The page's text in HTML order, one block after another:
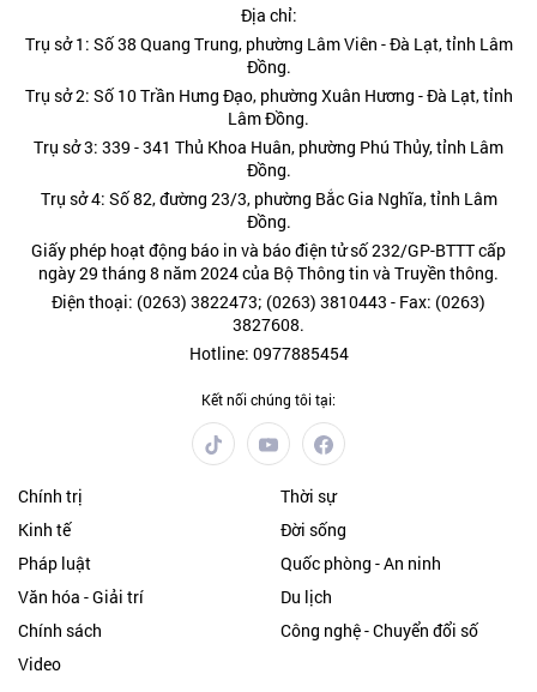
Địa chỉ:
Trụ sở 1: Số 38 Quang Trung, phường Lâm Viên - Đà Lạt, tỉnh Lâm
Đồng.
Trụ sở 2: Số 10 Trần Hưng Đạo, phường Xuân Hương - Đà Lạt, tỉnh
Lâm Đồng.
Trụ sở 3: 339 - 341 Thủ Khoa Huân, phường Phú Thủy, tỉnh Lâm
Đồng.
Trụ sở 4: Số 82, đường 23/3, phường Bắc Gia Nghĩa, tỉnh Lâm
Đồng.
Giấy phép hoạt động báo in và báo điện tử số 232/GP-BTTT cấp
ngày 29 tháng 8 năm 2024 của Bộ Thông tin và Truyền thông.
Điện thoại: (0263) 3822473; (0263) 3810443 - Fax: (0263)
3827608.
Hotline: 0977885454
Kết nối chúng tôi tại:
Chính trị
Thời sự
Kinh tế
Đời sống
Pháp luật
Quốc phòng - An ninh
Văn hóa - Giải trí
Du lịch
Chính sách
Công nghệ - Chuyển đổi số
Video